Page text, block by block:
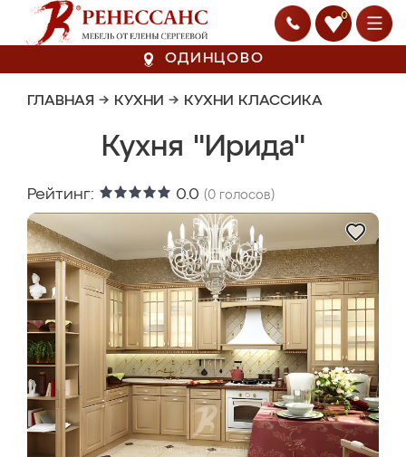
0
ОДИНЦОВО
ГЛАВНАЯ → КУХНИ → КУХНИ КЛАССИКА
Кухня "Ирида"
Рейтинг: 0.0 (0 голосов)